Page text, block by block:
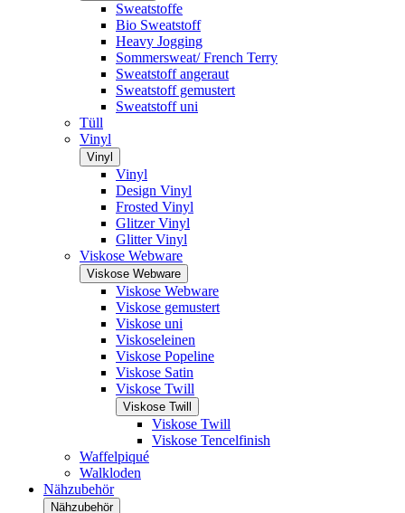
Sweatstoffe
Bio Sweatstoff
Heavy Jogging
Sommersweat/ French Terry
Sweatstoff angeraut
Sweatstoff gemustert
Sweatstoff uni
Tüll
Vinyl
Vinyl
Vinyl
Design Vinyl
Frosted Vinyl
Glitzer Vinyl
Glitter Vinyl
Viskose Webware
Viskose Webware
Viskose Webware
Viskose gemustert
Viskose uni
Viskoseleinen
Viskose Popeline
Viskose Satin
Viskose Twill
Viskose Twill
Viskose Twill
Viskose Tencelfinish
Waffelpiqué
Walkloden
Nähzubehör
Nähzubehör